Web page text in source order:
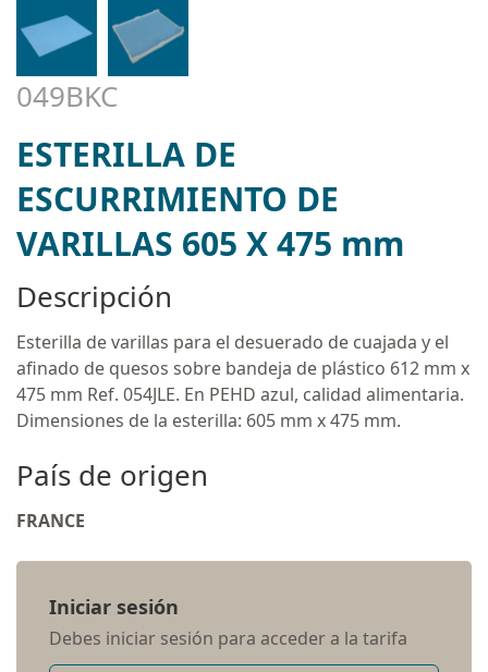
049BKC
ESTERILLA DE
ESCURRIMIENTO DE
VARILLAS 605 X 475 mm
Descripción
Esterilla de varillas para el desuerado de cuajada y el
afinado de quesos sobre bandeja de plástico 612 mm x
475 mm Ref. 054JLE. En PEHD azul, calidad alimentaria.
Dimensiones de la esterilla: 605 mm x 475 mm.
País de origen
FRANCE
Iniciar sesión
Debes iniciar sesión para acceder a la tarifa